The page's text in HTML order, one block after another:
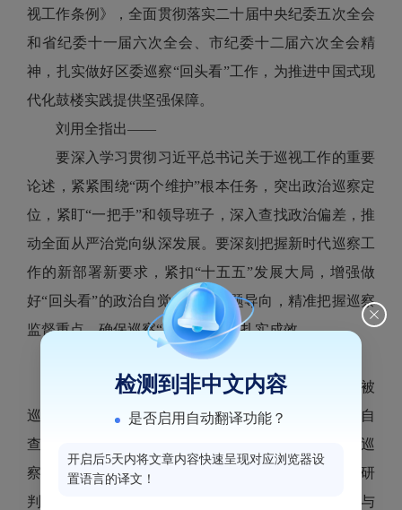
视工作条例》，全面贯彻落实二十届中央纪委五次全会
和省纪委十一届六次全会、市纪委十二届六次全会精
神，扎实做好区委巡察“回头看”工作，为推进中国式现
代化鼓楼实践提供坚强保障。
刘用全指出——
要深入学习贯彻习近平总书记关于巡视工作的重要
论述，紧紧围绕“两个维护”根本任务，突出政治巡察定
位，紧盯“一把手”和领导班子，深入查找政治偏差，推
动全面从严治党向纵深发展。要深刻把握新时代巡察工
作的新部署新要求，紧扣“十五五”发展大局，增强做
好“回头看”的政治自觉，坚持问题导向，精准把握巡察
监督重点，确保巡察“回头看”取得扎实成效。
巡察组与被巡察党组织要加强沟通、密切配合。被
巡察党组织主要负责人要发挥好示范作用，带头开展自
查自纠，带动党员干部自觉接受监督，全力支持配合巡
察。要充分发挥兼职副组长的作用，强化全过程会商研
判，切实提高监督质效。要密切协作配合，推动巡察与
检测到非中文内容
是否启用自动翻译功能？
开启后5天内将文章内容快速呈现对应浏览器设
置语言的译文！